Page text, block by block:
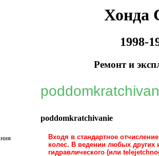
Хонда
1998-
Ремонт и
poddomkratchivanie
Входя в стандартное
колес. В ведении любых
гидравлического (или